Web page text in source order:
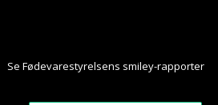
Se Fødevarestyrelsens smiley-rapporterHer